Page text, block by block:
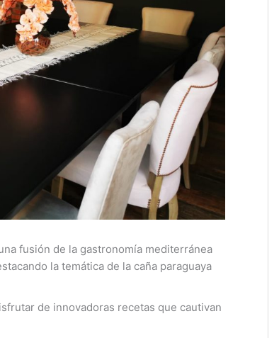
fusión de la gastronomía mediterránea
la temática de la caña paraguaya
de innovadoras recetas que cautivan